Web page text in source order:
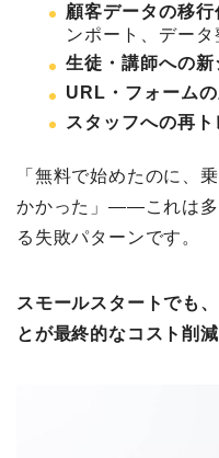
顧客データの移行
ンポート、データ
生徒・講師への
URL・フォーム
スタッフへの再
「無料で始めたのに、
かかった」——これは多
る失敗パターンです。
スモールスタートでも
とが最終的なコスト削